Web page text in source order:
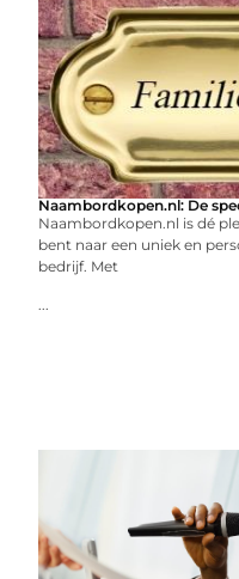
Naambordkopen.nl: De
Naambordkopen.nl is dé
bent naar een uniek en
bedrijf. Met
...